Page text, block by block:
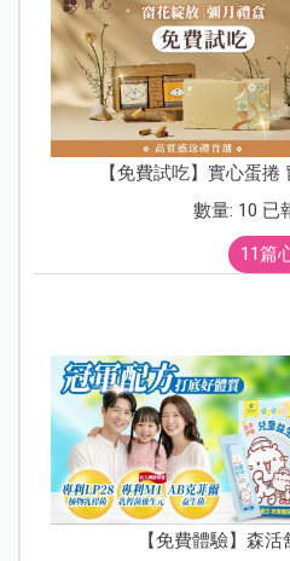
【免費試吃】實心蛋
數量: 10 已
11篇
【免費體驗】森